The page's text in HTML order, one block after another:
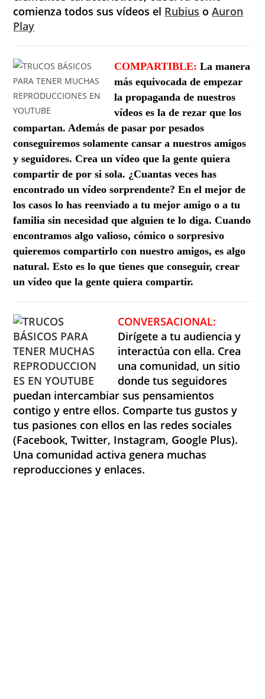
comienza todos sus vídeos el Rubius oAuron
Play
COMPARTIBLE:La manera
más equivocada de empezar
la propaganda de nuestros
vídeos es la de rezar que los
compartan. Además de pasar por pesados
conseguiremos solamente cansar a nuestros amigos
y seguidores. Crea un vídeo que la gente quiera
compartir de por si sola. ¿Cuantas veces has
encontrado un vídeo sorprendente? En el mejor de
los casos lo has reenviado a tu mejor amigo o a tu
familia sin necesidad que alguien te lo diga. Cuando
encontramos algo valioso, cómico o sorpresivo
quieremos compartirlo con nuestro amigos, es algo
natural. Esto es lo que tienes que conseguir, crear
un vídeo que la gente quiera compartir.
CONVERSACIONAL:
Dirígete a tu audiencia y
interactúa con ella. Crea
una comunidad, un sitio
donde tus seguidores
puedan intercambiar sus pensamientos
contigo y entre ellos. Comparte tus gustos y
tus pasiones con ellos en las redes sociales
(Facebook, Twitter, Instagram, Google Plus).
Una comunidad activa genera muchas
reproducciones y enlaces.